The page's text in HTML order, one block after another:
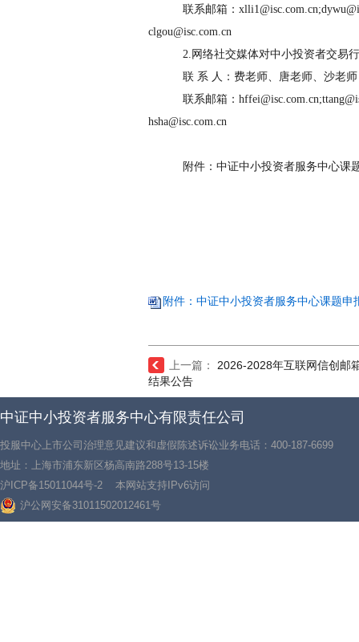
联系邮箱：
clgou@isc.com.cn
2. 网络社交媒体对中小投资者交易
联 系 人：费老师、唐老师、沙老师
联系邮箱：
hsha@isc.com.cn
附件：中证中小投资者服务中心课
附件：中证中小投资者服务中心课题申
上一篇：
2026-2028年互联网信创邮
结果公告
中证中小投资者服务中心有限责任公司
投服中心上市公司治理意见建议和虚假陈述诉讼业务电话：400-187-6699
地址：上海市浦东新区杨高南路288号13-15楼
沪ICP备15011044号-2 本网站支持IPv6访问
沪公网安备31011502012461号